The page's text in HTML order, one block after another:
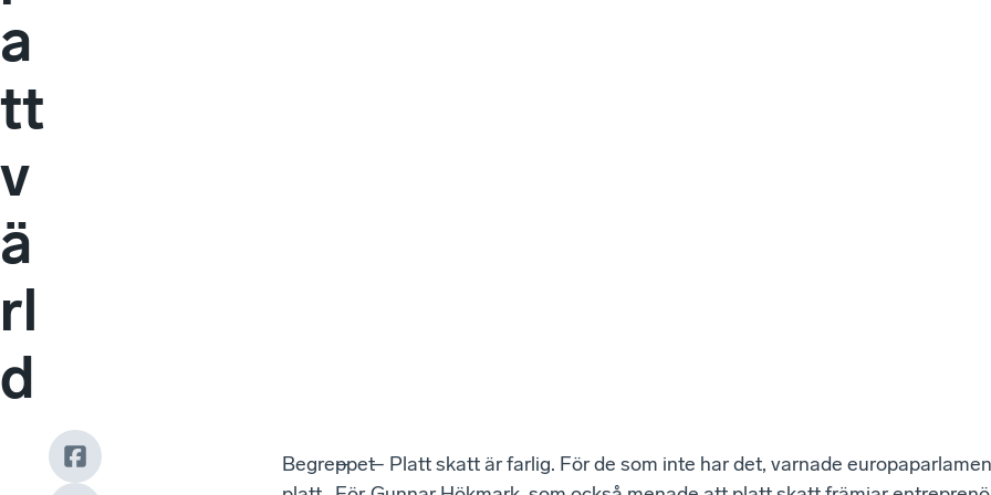
a
tt
v
ä
rl
d
Begreppet
–
– Platt skatt är farlig. För de som inte har det, varnade